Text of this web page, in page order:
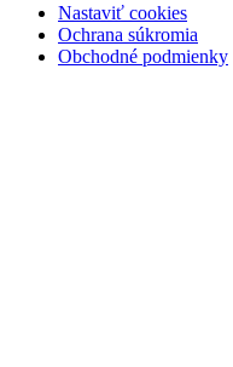
Nastaviť cookies
Ochrana súkromia
Obchodné podmienky